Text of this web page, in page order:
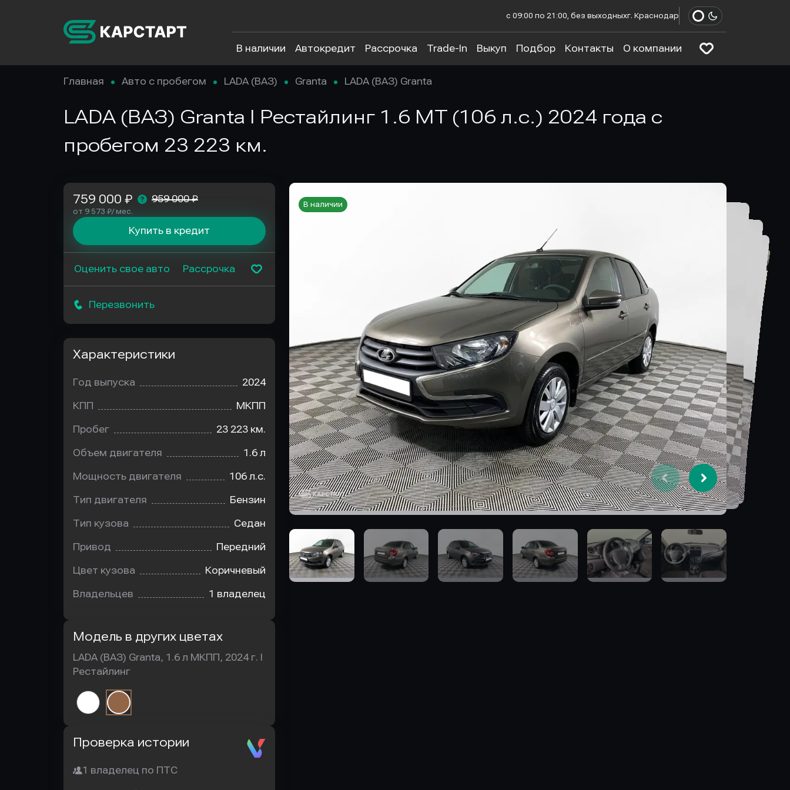
с 09:00 по 21:00, без выходныхг. Краснодар
В наличии Автокредит Рассрочка Trade-In Выкуп Подбор Контакты О компании
Главная Авто с пробегом LADA (ВАЗ) Granta LADA (ВАЗ) Granta
LADA (ВАЗ) Granta I Рестайлинг 1.6 MT (106 л.с.) 2024 года с
пробегом 23 223 км.
В наличии
759 000 ₽ 959 000 ₽
от 9 573 ₽/ мес.
Купить в кредит
Оценить свое авто Рассрочка
Перезвонить
Характеристики
Год выпуска 2024
КПП МКПП
Пробег 23 223 км.
Объем двигателя 1.6 л
Мощность двигателя 106 л.с.
Тип двигателя Бензин
Тип кузова Седан
Привод Передний
Цвет кузова Коричневый
Владельцев 1 владелец
Модель в других цветах
LADA (ВАЗ) Granta, 1.6 л МКПП, 2024 г. I
Рестайлинг
Проверка истории
1 владелец по ПТС